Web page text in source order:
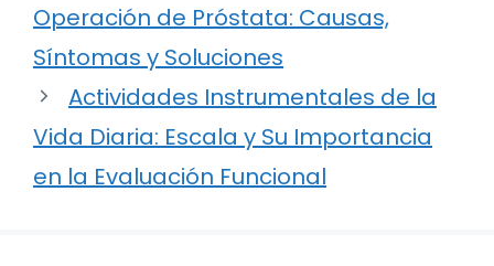
Operación de Próstata: Causas,
Síntomas y Soluciones
Actividades Instrumentales de la
Vida Diaria: Escala y Su Importancia
en la Evaluación Funcional